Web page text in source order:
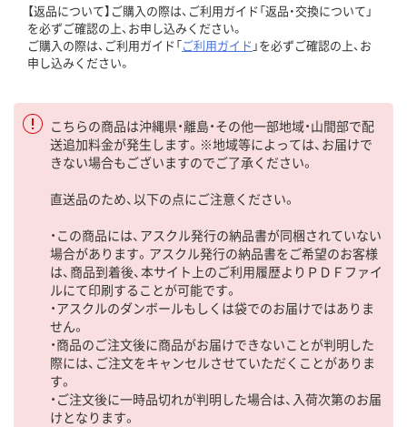
【返品について】ご購入の際は、ご利用ガイド「返品・交換について」
を必ずご確認の上、お申し込みください。
ご購入の際は、ご利用ガイド「ご利用ガイド 」を必ずご確認の上、お
申し込みください。
こちらの商品は沖縄県・離島・その他一部地域・山間部で配
送追加料金が発生します。※地域等によっては、お届けで
きない場合もございますのでご了承ください。
直送品のため、以下の点にご注意ください。
・この商品には、アスクル発行の納品書が同梱されていない
場合があります。アスクル発行の納品書をご希望のお客様
は、商品到着後、本サイト上のご利用履歴よりＰＤＦファイ
ルにて印刷することが可能です。
・アスクルのダンボールもしくは袋でのお届けではありま
せん。
・商品のご注文後に商品がお届けできないことが判明した
際には、ご注文をキャンセルさせていただくことがありま
す。
・ご注文後に一時品切れが判明した場合は、入荷次第のお届
けとなります。